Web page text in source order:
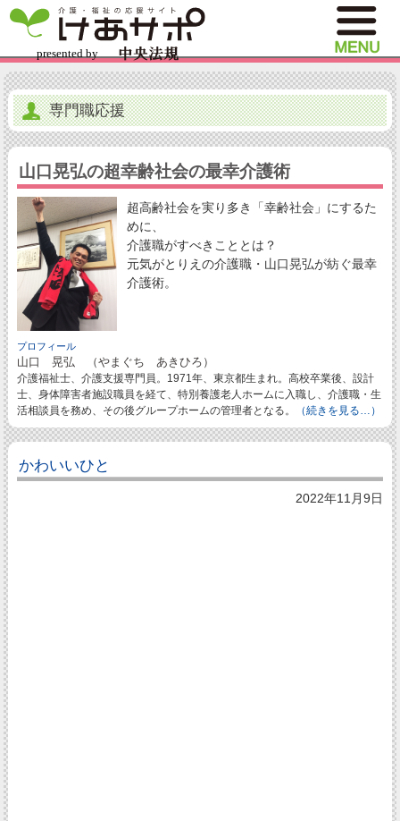
専門職応援
山口晃弘の超幸齢社会の最幸介護術
超高齢社会を実り多き「幸齢社会」にするた
めに、
介護職がすべきこととは？
元気がとりえの介護職・山口晃弘が紡ぐ最幸
介護術。
プロフィール
山口 晃弘 （やまぐち あきひろ）
介護福祉士、介護支援専門員。1971年、東京都生まれ。高校卒業後、設計
士、身体障害者施設職員を経て、特別養護老人ホームに入職し、介護職・生
活相談員を務め、その後グループホームの管理者となる。
（続きを見る…）
かわいいひと
2022年11月9日